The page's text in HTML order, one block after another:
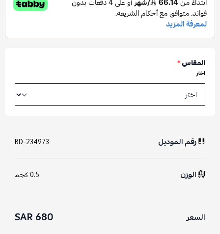
المقاس*
اختر
رقم الموديل BD-234973
الوزن 0.5 كجم
السعر 680 SAR